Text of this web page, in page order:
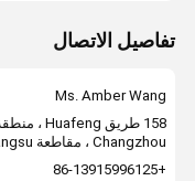
تفاصيل الاتصال
Ms. Amber Wang
Changzhou ، مقاطعة Jiangsu ، الصين
+86-13915996125